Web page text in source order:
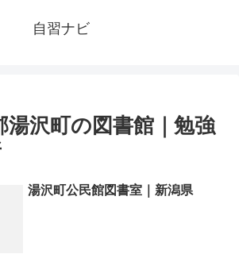
自習ナビ
湯沢町の図書館｜勉強
湯沢町公民館図書室｜新潟県